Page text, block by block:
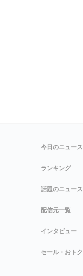
今日のニュース
ランキング
話題のニュース
配信元一覧
インタビュー
セール・おトク